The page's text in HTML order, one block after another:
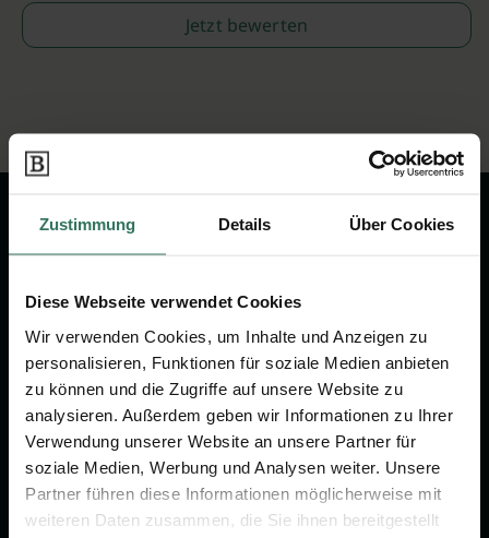
Zustimmung Details Über Cookies
Diese Webseite verwendet Cookies
Wir verwenden Cookies, um Inhalte und Anzeigen zu
personalisieren, Funktionen für soziale Medien anbieten
zu können und die Zugriffe auf unsere Website zu
analysieren. Außerdem geben wir Informationen zu Ihrer
Verwendung unserer Website an unsere Partner für
soziale Medien, Werbung und Analysen weiter. Unsere
Partner führen diese Informationen möglicherweise mit
weiteren Daten zusammen, die Sie ihnen bereitgestellt
Jetzt bewerten
um das Thema Bestattung &
Vorsorge.
Jetzt beraten lassen
FÜR SIE
Vergleich
FÜR BESTATTER
Online-Portal